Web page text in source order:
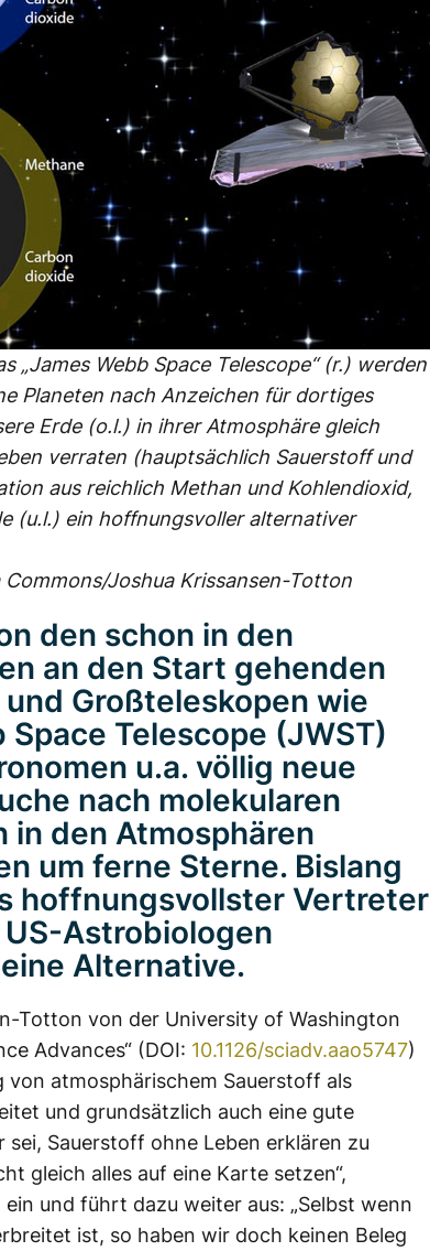
„James Webb Space Telescope“ (r.) werden
Planeten nach Anzeichen für dortiges
Erde (o.l.) in ihrer Atmosphäre gleich
verraten (hauptsächlich Sauerstoff und
aus reichlich Methan und Kohlendioxid,
(u.l.) ein hoffnungsvoller alternativer
Joshua Krissansen-Totton
den schon in den
an den Start gehenden
Großteleskopen wie
Space Telescope (JWST)
u.a. völlig neue
nach molekularen
in den Atmosphären
um ferne Sterne. Bislang
hoffnungsvollster Vertreter
Astrobiologen
Alternative.
Totton von der University of Washington
Advances“ (DOI: 10.1126/sciadv.aao5747)
von atmosphärischem Sauerstoff als
und grundsätzlich auch eine gute
sei, Sauerstoff ohne Leben erklären zu
gleich alles auf eine Karte setzen“,
und führt dazu weiter aus: „Selbst wenn
ist, so haben wir doch keinen Beleg